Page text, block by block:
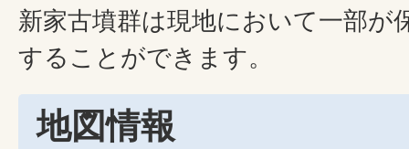
新家古墳群は現地において一部が
することができます。
地図情報